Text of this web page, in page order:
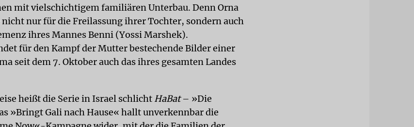
mit vielschichtigem familiären Unterbau. Denn Orna
nur für die Freilassung ihrer Tochter, sondern auch
ihres Mannes Benni (Yossi Marshek).
für den Kampf der Mutter bestechende Bilder einer
seit dem 7. Oktober auch das ihres gesamten Landes
heißt die Serie in Israel schlicht HaBat– »Die
»Bringt Gali nach Hause« hallt unverkennbar die